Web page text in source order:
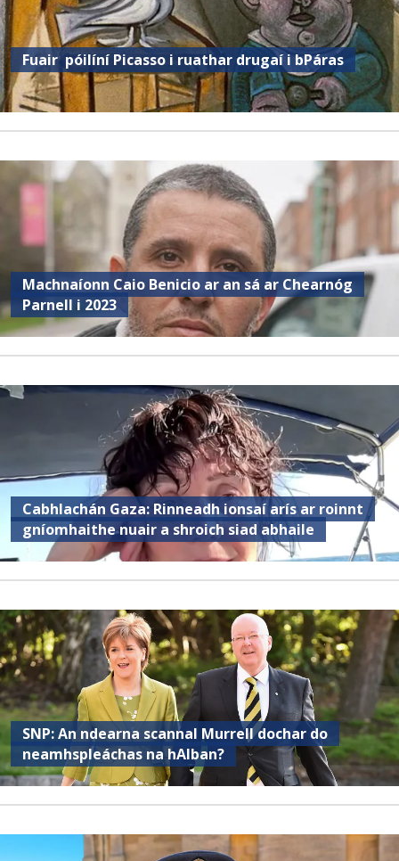
Fuair ​​ póilíní Picasso i ruathar drugaí i bPáras
Machnaíonn Caio Benicio ar an sá ar Chearnóg
Parnell i 2023
Cabhlachán Gaza: Rinneadh ionsaí arís ar roinnt
gníomhaithe nuair a shroich siad abhaile
SNP: An ndearna scannal Murrell dochar do
neamhspleáchas na hAlban?